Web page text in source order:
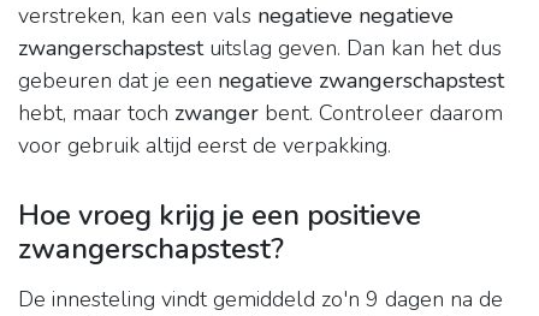
verstreken, kan een vals negatieve negatieve
zwangerschapstestuitslag geven. Dan kan het dus
gebeuren dat je een negatieve zwangerschapstest
hebt, maar toch zwanger bent. Controleer daarom
voor gebruik altijd eerst de verpakking.
Hoe vroeg krijg je een positieve
zwangerschapstest?
De innesteling vindt gemiddeld zo'n 9 dagen na de